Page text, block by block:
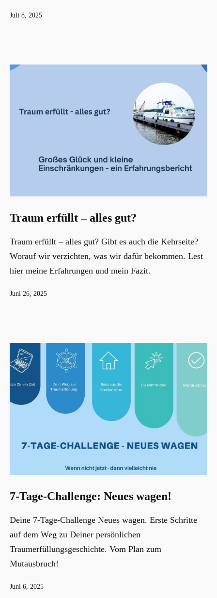
Veröffentlicht
Juli 8, 2025
Traum erfüllt – alles gut?
Traum erfüllt – alles gut? Gibt es auch die Kehrseite?
Worauf wir verzichten, was wir dafür bekommen. Lest
hier meine Erfahrungen und mein Fazit.
Veröffentlicht
Juni 26, 2025
7-Tage-Challenge: Neues wagen!
Deine 7-Tage-Challenge Neues wagen. Erste Schritte
auf dem Weg zu Deiner persönlichen
Traumerfüllungsgeschichte. Vom Plan zum
Mutausbruch!
Veröffentlicht
Juni 6, 2025